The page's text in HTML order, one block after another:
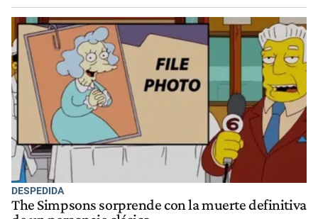
DESPEDIDA
The Simpsons sorprende con la muerte definitiva